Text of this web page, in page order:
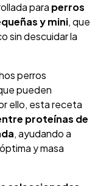
para perros
y mini, que
sin descuidar la
perros
pueden
ello, esta receta
proteínas de
, ayudando a
y masa